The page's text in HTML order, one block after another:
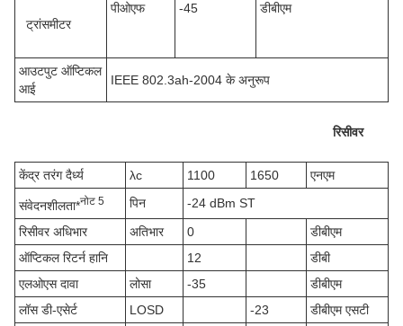
ट्रांसमीटर
पीओएफ -45 डीबीएम
आउटपुट ऑप्टिकल
आई
IEEE 802.3ah-2004 के अनुरूप
रिसीवर
केंद्र तरंग दैर्ध्य λc 1100 1650 एनएम
संवेदनशीलता*नोट 5 पिन
-24 dBm ST
रिसीवर अधिभार
अतिभार 0
डीबीएम
ऑप्टिकल रिटर्न हानि
12
डीबी
एलओएस दावा
लोसा -35
डीबीएम
लॉस डी-एसेर्ट
LOSD -23
डीबीएम एसटी